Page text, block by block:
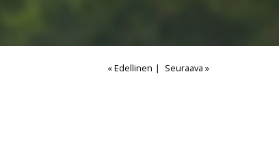
« Edellinen | Seuraava »